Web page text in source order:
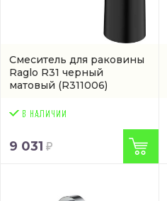
Смеситель для раковины
Raglo R31 черный
матовый (R311006)
9 031